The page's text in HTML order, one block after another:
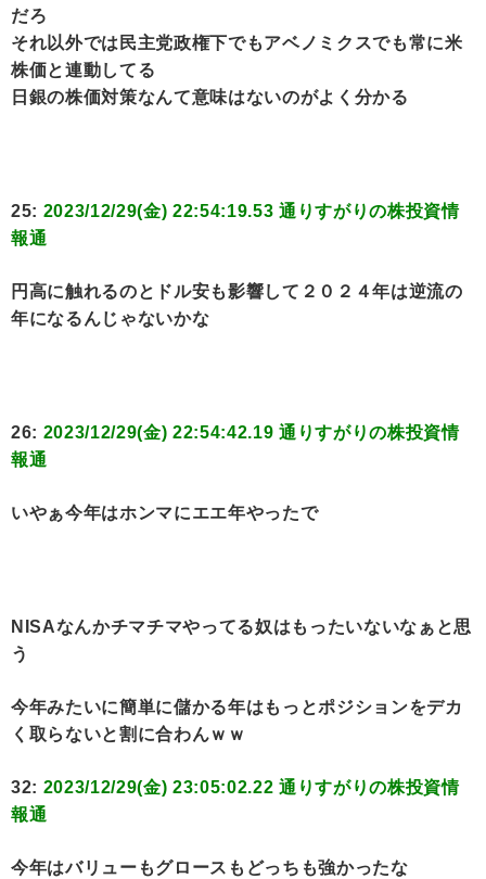
だろ
それ以外では民主党政権下でもアベノミクスでも常に米
株価と連動してる
日銀の株価対策なんて意味はないのがよく分かる
25: 2023/12/29(金) 22:54:19.53 通りすがりの株投資情
報通
円高に触れるのとドル安も影響して２０２４年は逆流の
年になるんじゃないかな
26: 2023/12/29(金) 22:54:42.19 通りすがりの株投資情
報通
いやぁ今年はホンマにエエ年やったで
NISAなんかチマチマやってる奴はもったいないなぁと思
う
今年みたいに簡単に儲かる年はもっとポジションをデカ
く取らないと割に合わんｗｗ
32: 2023/12/29(金) 23:05:02.22 通りすがりの株投資情
報通
今年はバリューもグロースもどっちも強かったな